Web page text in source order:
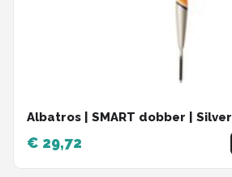
Albatros | SMART dobber | Silver
€ 29,72